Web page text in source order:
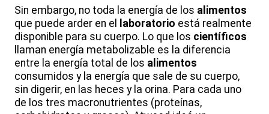
Sin embargo, no toda la energía de los alimentos
que puede arder en el
laboratorio está realmente
disponible para su cuerpo. Lo que los científicos
llaman energía metabolizable es la diferencia
entre la energía total de los alimentos
consumidos y la energía que sale de su cuerpo,
sin digerir, en las heces y la orina. Para cada uno
de los tres macronutrientes (proteínas,